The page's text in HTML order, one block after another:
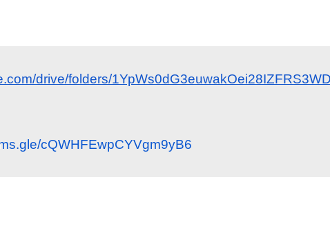
drive/folders/
cQWHFEwpCYVgm9yB6